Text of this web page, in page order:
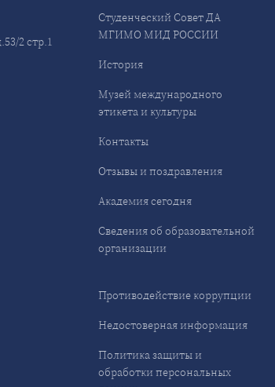
2 стр.1
Студенческий Совет ДА
МГИМО МИД РОССИИ
История
Музей международного
этикета и культуры
Контакты
Отзывы и поздравления
Академия сегодня
Сведения об образовательной
организации
Противодействие коррупции
Недостоверная информация
Политика защиты и
обработки персональных